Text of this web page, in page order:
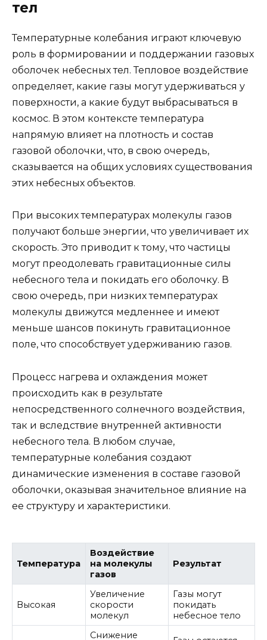
тел
Температурные колебания играют ключевую
роль в формировании и поддержании газовых
оболочек небесных тел. Тепловое воздействие
определяет, какие газы могут удерживаться у
поверхности, а какие будут выбрасываться в
космос. В этом контексте температура
напрямую влияет на плотность и состав
газовой оболочки, что, в свою очередь,
сказывается на общих условиях существования
этих небесных объектов.
При высоких температурах молекулы газов
получают больше энергии, что увеличивает их
скорость. Это приводит к тому, что частицы
могут преодолевать гравитационные силы
небесного тела и покидать его оболочку. В
свою очередь, при низких температурах
молекулы движутся медленнее и имеют
меньше шансов покинуть гравитационное
поле, что способствует удерживанию газов.
Процесс нагрева и охлаждения может
происходить как в результате
непосредственного солнечного воздействия,
так и вследствие внутренней активности
небесного тела. В любом случае,
температурные колебания создают
динамические изменения в составе газовой
оболочки, оказывая значительное влияние на
ее структуру и характеристики.
Температура
Воздействие
на молекулы
газов
Результат
Высокая
Увеличение
скорости
молекул
Газы могут
покидать
небесное тело
Снижение